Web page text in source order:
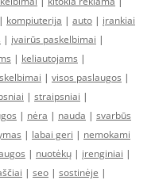
| kompiuterija | auto | įrankiai
| įvairūs paskelbimai |
| keliautojams |
| visos paslaugos |
| straipsniai |
| nėra | nauda | svarbūs
| labai geri | nemokami
| nuotėkų | įrenginiai |
| seo | sostinėje |